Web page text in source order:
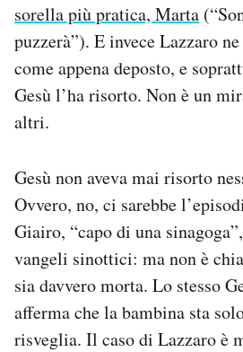
sorella più pratica, Marta
puzzerà”). E invece Lazzaro
come appena deposto, e
Gesù l’ha risorto. Non è un
altri.
Gesù non aveva mai risorto
Ovvero, no, ci sarebbe
Giairo, “capo di una
vangeli sinottici: ma non è
sia davvero morta. Lo stesso
afferma che la bambina sta
risveglia. Il caso di Lazzaro è